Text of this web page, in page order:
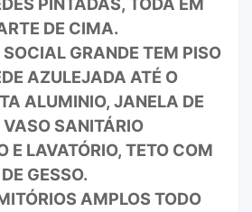
DE CIMA.
GRANDE TEM PISO
AZULEJADA ATÉ O
ALUMINIO, JANELA DE
SANITÁRIO
E LAVATÓRIO, TETO COM
GESSO.
AMPLOS TODO